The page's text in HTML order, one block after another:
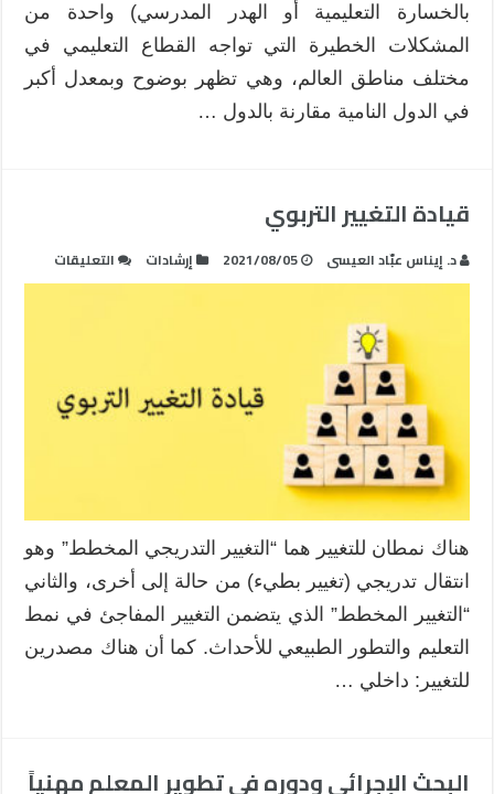
بالخسارة التعليمية أو الهدر المدرسي) واحدة من
المشكلات الخطيرة التي تواجه القطاع التعليمي في
مختلف مناطق العالم، وهي تظهر بوضوح وبمعدل أكبر
في الدول النامية مقارنة بالدول …
قيادة التغيير التربوي
د. إيناس عبّاد العيسى 2021/08/05 إرشادات التعليقات
قيادة
هناك نمطان للتغيير هما “التغيير التدريجي المخطط” وهو
انتقال تدريجي (تغيير بطيء) من حالة إلى أخرى، والثاني
“التغيير المخطط” الذي يتضمن التغيير المفاجئ في نمط
التعليم والتطور الطبيعي للأحداث. كما أن هناك مصدرين
للتغيير: داخلي …
البحث الإجرائي ودوره في تطوير المعلم مهنياً